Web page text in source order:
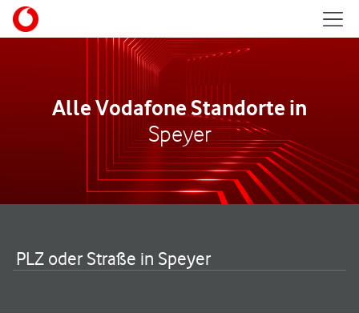
Skip to content
Alle Vodafone Standorte in
Speyer
PLZ oder Straße in Speyer